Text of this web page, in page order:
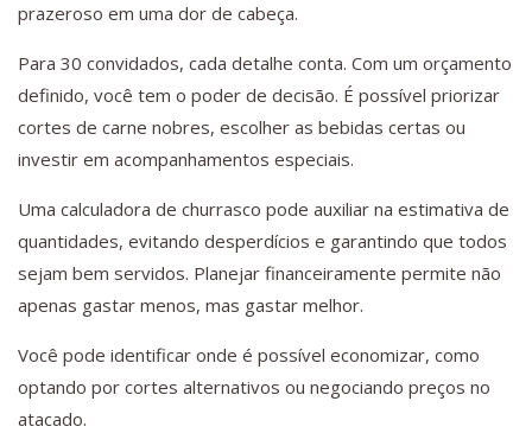
prazeroso em uma dor de cabeça.
Para 30 convidados, cada detalhe conta. Com um orçamento
definido, você tem o poder de decisão. É possível priorizar
cortes de carne nobres, escolher as bebidas certas ou
investir em acompanhamentos especiais.
Uma calculadora de churrasco pode auxiliar na estimativa de
quantidades, evitando desperdícios e garantindo que todos
sejam bem servidos. Planejar financeiramente permite não
apenas gastar menos, mas gastar melhor.
Você pode identificar onde é possível economizar, como
optando por cortes alternativos ou negociando preços no
atacado.